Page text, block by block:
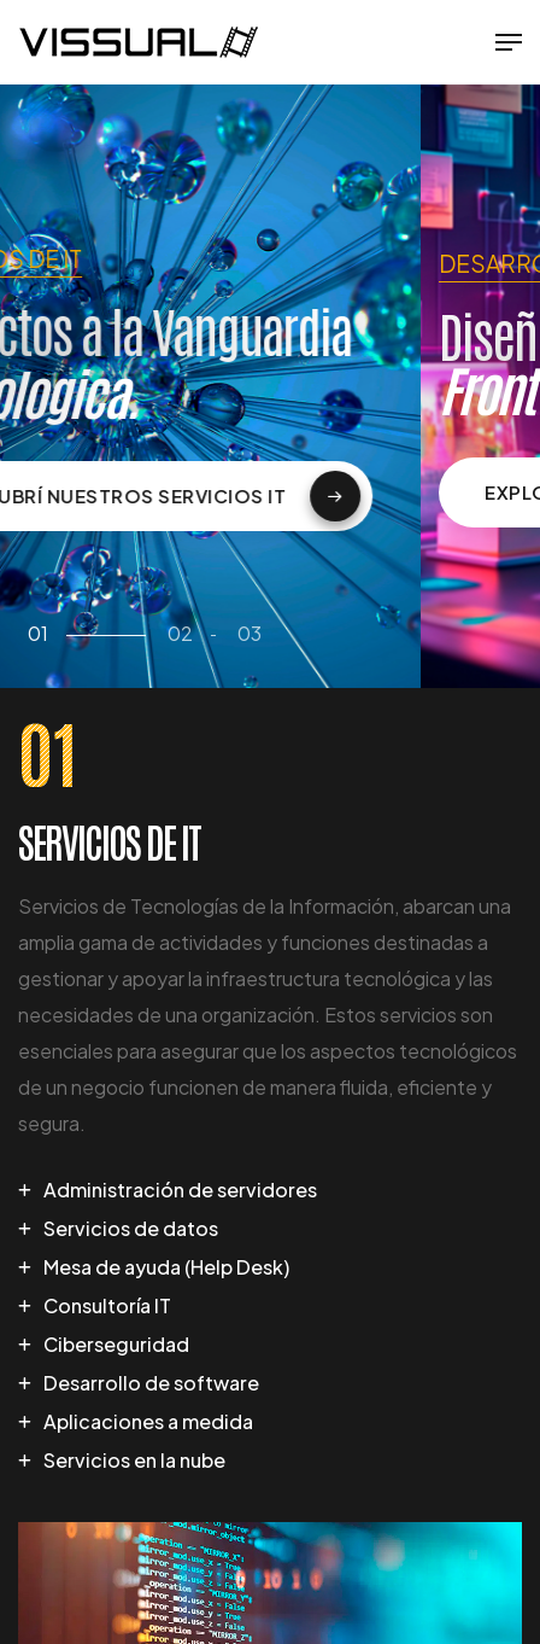
DESARROLLO WEB
Diseño y Programacion
Front-end & Back-end.
EXPLORAR SERVICIOS WEB
01 02 03
01
SERVICIOS DE IT
Servicios de Tecnologías de la Información, abarcan una
amplia gama de actividades y funciones destinadas a
gestionar y apoyar la infraestructura tecnológica y las
necesidades de una organización. Estos servicios son
esenciales para asegurar que los aspectos tecnológicos
de un negocio funcionen de manera fluida, eficiente y
segura.
Administración de servidores
Servicios de datos
Mesa de ayuda (Help Desk)
Consultoría IT
Ciberseguridad
Desarrollo de software
Aplicaciones a medida
Servicios en la nube